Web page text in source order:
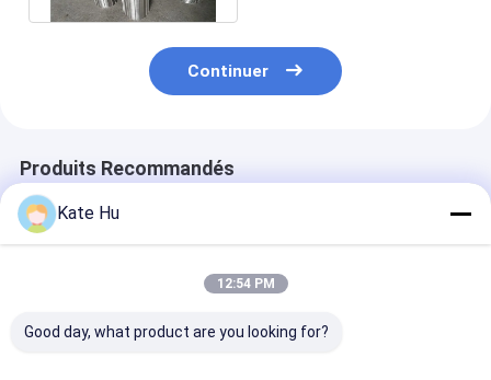
Continuer
Produits Recommandés
Kate Hu
12:54 PM
Good day, what product are you looking for?